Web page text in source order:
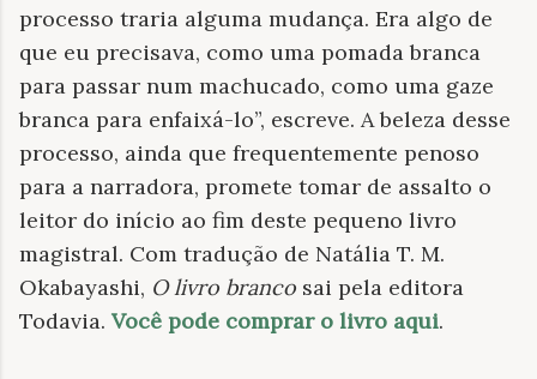
processo traria alguma mudança. Era algo de
que eu precisava, como uma pomada branca
para passar num machucado, como uma gaze
branca para enfaixá-lo”, escreve. A beleza desse
processo, ainda que frequentemente penoso
para a narradora, promete tomar de assalto o
leitor do início ao fim deste pequeno livro
magistral. Com tradução de Natália T. M.
Okabayashi, O livro branco sai pela editora
Todavia. Você pode comprar o livro aqui.